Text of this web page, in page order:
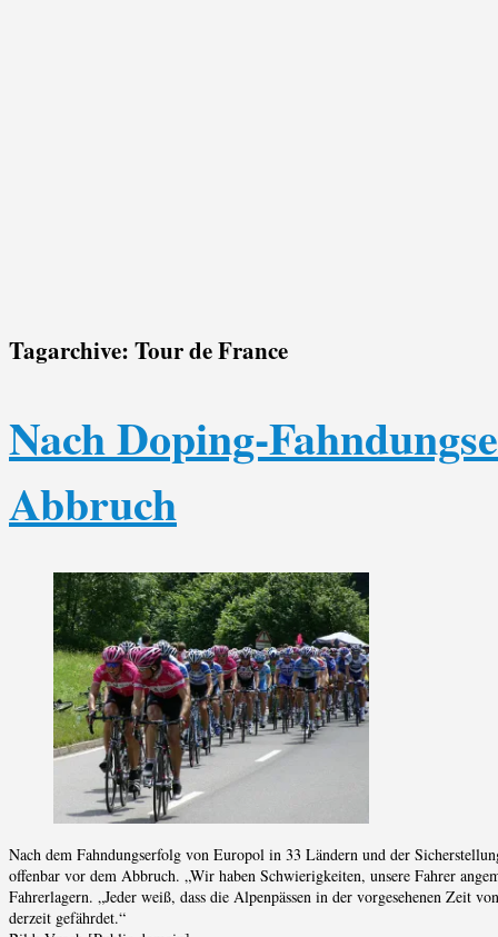
Tagarchive: Tour de France
Nach Doping-
Abbruch
Nach dem Fahndungserfolg von Europol in 33 Ländern und der
offenbar vor dem Abbruch. „Wir haben Schwierigkeiten, unsere Fahrer
Fahrerlagern. „Jeder weiß, dass die Alpenpässen in der vorgesehenen Zeit
derzeit gefährdet.“